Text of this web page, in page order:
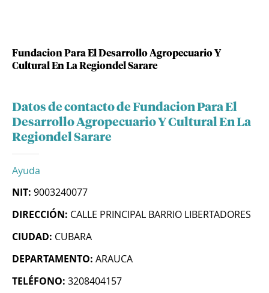
Fundacion Para El Desarrollo Agropecuario Y
Cultural En La Regiondel Sarare
Datos de contacto de Fundacion Para El
Desarrollo Agropecuario Y Cultural En La
Regiondel Sarare
Ayuda
NIT: 9003240077
DIRECCIÓN: CALLE PRINCIPAL BARRIO LIBERTADORES
CIUDAD: CUBARA
DEPARTAMENTO: ARAUCA
TELÉFONO: 3208404157